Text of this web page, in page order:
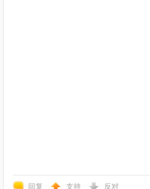
回复 支持 反对